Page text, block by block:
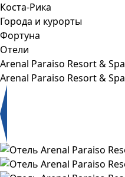
Коста-Рика
Города и курорты
Фортуна
Отели
Arenal Paraiso Resort & Spa
Arenal Paraiso Resort & Spa